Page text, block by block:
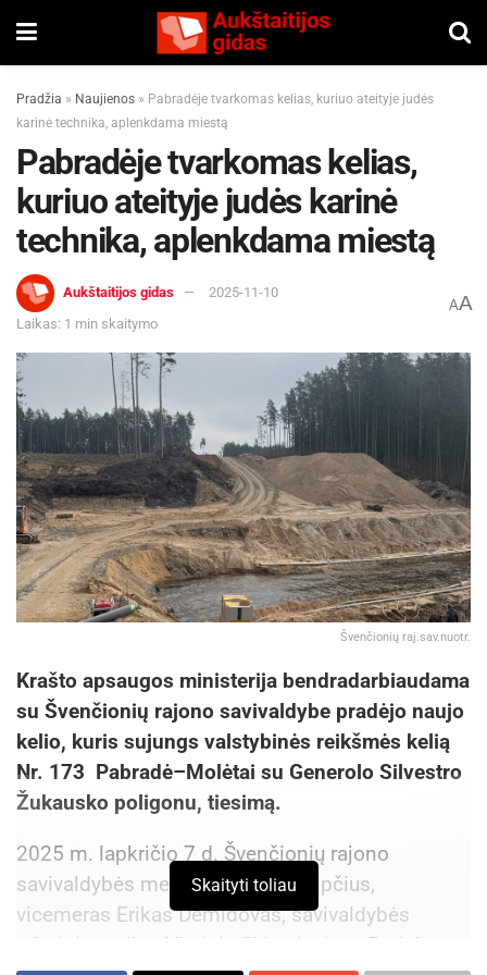
Pradžia » Naujienos » Pabradėje tvarkomas kelias, kuriuo ateityje judės
karinė technika, aplenkdama miestą
Pabradėje tvarkomas kelias,
kuriuo ateityje judės karinė
technika, aplenkdama miestą
Aukštaitijos gidas
2025-11-10
Laikas: 1 min skaitymo
AA
Švenčionių raj.sav.nuotr.
Krašto apsaugos ministerija bendradarbiaudama
su Švenčionių rajono savivaldybe pradėjo naujo
kelio, kuris sujungs valstybinės reikšmės kelią
Nr. 173 Pabradė–Molėtai su Generolo Silvestro
Žukausko poligonu, tiesimą.
2025 m. lapkričio 7 d. Švenčionių rajono
savivaldybės meras Rimantas Klipčius,
vicemeras Erikas Demidovas, savivaldybės
administracijos Vietinio ūkio skyriaus Projektų
Skaityti toliau